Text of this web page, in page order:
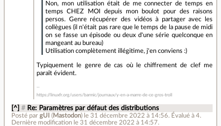
Non, mon utilisation était de me connecter de temps en
temps CHEZ MOI depuis mon boulot pour des raisons
persos. Genre récupérer des vidéos à partager avec les
collègues (il n'était pas rare que le temps de la pause de midi
on se fasse un épisode ou deux d'une série quelconque en
mangeant au bureau)
Utilisation complètement illégitime, j'en conviens :)
Typiquement le genre de cas où le chiffrement de clef me
paraît évident.
https://linuxfr.org/users/barmic/journaux/y-en-a-marre-de-ce-gros-troll
[^] # Re: Paramètres par défaut des distributions
Posté pargUI ( Mastodon) le 31 décembre 2022 à 14:56. Évalué à4.
Dernière modification le 31 décembre 2022 à 14:57.